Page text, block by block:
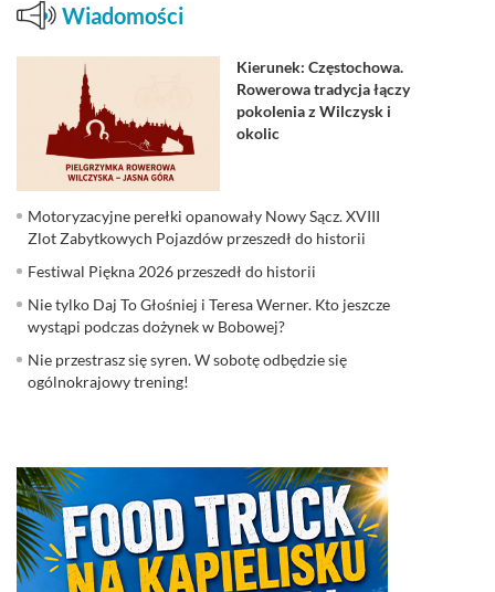
Wiadomości
Kierunek: Częstochowa.
Rowerowa tradycja łączy
pokolenia z Wilczysk i
okolic
Motoryzacyjne perełki opanowały Nowy Sącz. XVIII
Zlot Zabytkowych Pojazdów przeszedł do historii
Festiwal Piękna 2026 przeszedł do historii
Nie tylko Daj To Głośniej i Teresa Werner. Kto jeszcze
wystąpi podczas dożynek w Bobowej?
Nie przestrasz się syren. W sobotę odbędzie się
ogólnokrajowy trening!